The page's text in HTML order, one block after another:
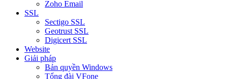
Zoho Email
SSL
Sectigo SSL
Geotrust SSL
Digicert SSL
Website
Giải pháp
Bản quyền Windows
Tổng đài VFone